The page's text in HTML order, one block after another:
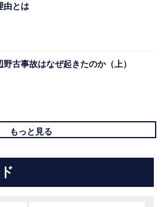
由とは
野古事故はなぜ起きたのか（上）
もっと見る